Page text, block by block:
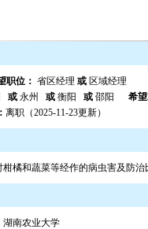
职位： 省区经理 或区域经理
或永州 或衡阳 或邵阳 希
离职（2025-11-23更新）
橘和蔬菜等经作的病虫害及防
湖南农业大学